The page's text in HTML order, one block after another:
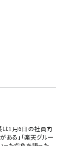
は1月6日の社員向
ある」「楽天グルー